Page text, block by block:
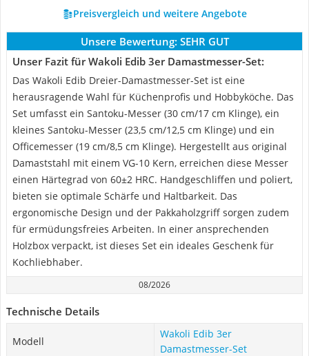
Preisvergleich und weitere Angebote
Unsere Bewertung: SEHR GUT
Unser Fazit für Wakoli Edib 3er Damastmesser-Set:
Das Wakoli Edib Dreier-Damastmesser-Set ist eine
herausragende Wahl für Küchenprofis und Hobbyköche. Das
Set umfasst ein Santoku-Messer (30 cm/17 cm Klinge), ein
kleines Santoku-Messer (23,5 cm/12,5 cm Klinge) und ein
Officemesser (19 cm/8,5 cm Klinge). Hergestellt aus original
Damaststahl mit einem VG-10 Kern, erreichen diese Messer
einen Härtegrad von 60±2 HRC. Handgeschliffen und poliert,
bieten sie optimale Schärfe und Haltbarkeit. Das
ergonomische Design und der Pakkaholzgriff sorgen zudem
für ermüdungsfreies Arbeiten. In einer ansprechenden
Holzbox verpackt, ist dieses Set ein ideales Geschenk für
Kochliebhaber.
08/2026
Technische Details
Modell
Wakoli Edib 3er
Damastmesser-Set